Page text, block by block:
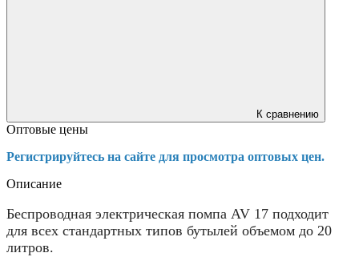
К сравнению
Оптовые цены
Регистрируйтесь на сайте для просмотра оптовых цен.
Описание
Беспроводная электрическая помпа AV 17 подходит
для всех стандартных типов бутылей объемом до 20
литров.